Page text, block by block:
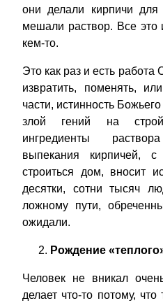
они делали кирпичи
мешали раствор. Все это
кем-то.
Это как раз и есть
извратить, поменять,
части, истинность
злой гений на
ингредиенты
выпекания кирпичей,
строиться дом, вносит
десятки, сотни тысяч
ложному пути,
ожидали.
Рождение
Человек не вникал
делает что-то потому,